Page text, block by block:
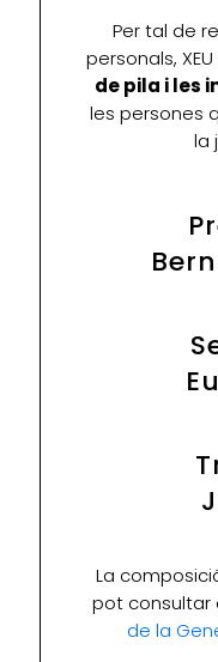
Per tal de
personals,
de pila i les
les persones
la
La
pot consultar
de la